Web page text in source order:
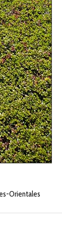
Orientales